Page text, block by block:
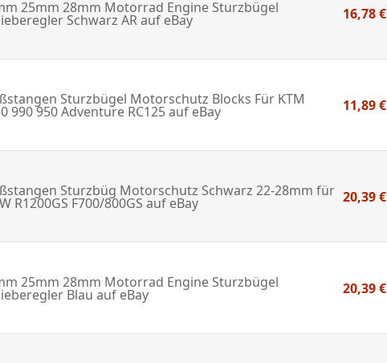
25mm 28mm Motorrad Engine Sturzbügel
Schwarz ARauf eBay 16,78 €
Sturzbügel Motorschutz Blocks Für KTM
990 950 Adventure RC125auf eBay 11,89 €
Sturzbüg Motorschutz Schwarz 22-28mm für
R1200GS F700/800GS auf eBay 20,39 €
25mm 28mm Motorrad Engine Sturzbügel
Blau auf eBay 20,39 €